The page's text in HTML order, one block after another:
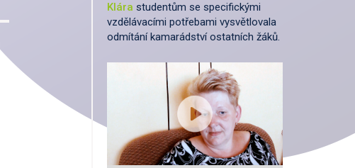
Klára studentům se specifickými
vzdělávacími potřebami vysvětlovala
odmítání kamarádství ostatních žáků.